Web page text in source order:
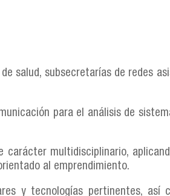
salud, subsecretarías de redes
para el análisis de
multidisciplinario,
al emprendimiento.
y tecnologías pertinentes, así